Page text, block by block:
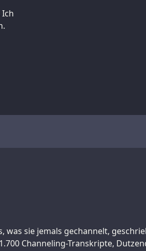
was sie jemals gechannelt,
Channeling-Transkripte,